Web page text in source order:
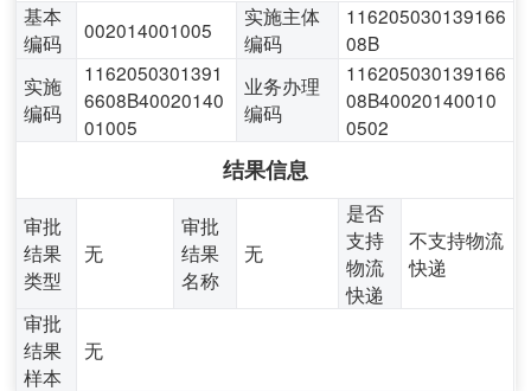
基本
编码
002014001005
实施主体
编码
116205030139166
08B
实施
编码
1162050301391
6608B40020140
01005
业务办理
编码
116205030139166
08B40020140010
0502
结果信息
审批
结果
类型
无
审批
结果
名称
无
是否
支持
物流
快递
不支持物流
快递
审批
结果
样本
无